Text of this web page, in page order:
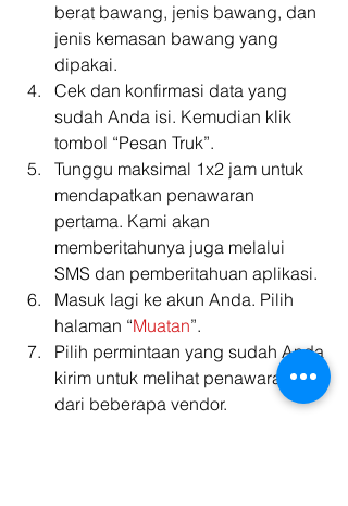
berat bawang, jenis bawang, dan
jenis kemasan bawang yang
dipakai.
Cek dan konfirmasi data yang
sudah Anda isi. Kemudian klik
tombol “Pesan Truk”.
Tunggu maksimal 1x2 jam untuk
mendapatkan penawaran
pertama. Kami akan
memberitahunya juga melalui
SMS dan pemberitahuan aplikasi.
Masuk lagi ke akun Anda. Pilih
halaman “Muatan”.
Pilih permintaan yang sudah Anda
kirim untuk melihat penawaran
dari beberapa vendor.